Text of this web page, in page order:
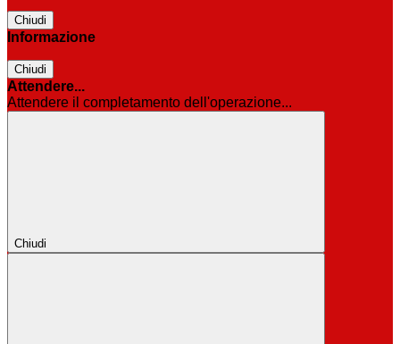
Chiudi
Informazione
Chiudi
Attendere...
Attendere il completamento dell'operazione...
Chiudi